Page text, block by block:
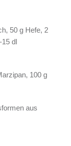
50 g Hefe, 2
15 dl
100 g
aus